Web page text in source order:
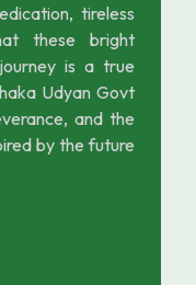
tireless
these bright
is a true
Udyan Govt
and the
by the future